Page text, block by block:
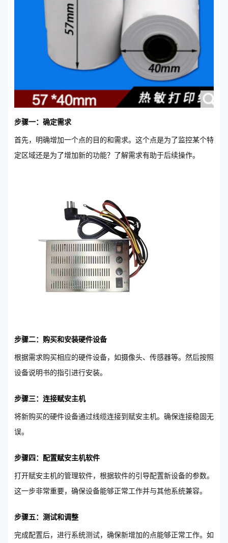
步骤一：确定需求
首先，明确增加一个点的目的和需求。这个点是为了监控某个特
定区域还是为了增加新的功能？了解需求有助于后续操作。
步骤二：购买和安装硬件设备
根据需求购买相应的硬件设备，如摄像头、传感器等。然后按照
设备说明书的指引进行安装。
步骤三：连接赋安主机
将新购买的硬件设备通过线缆连接到赋安主机。确保连接稳固无
误。
步骤四：配置赋安主机软件
打开赋安主机的管理软件，根据软件的引导配置新设备的参数。
这一步非常重要，确保设备能够正常工作并与其他系统兼容。
步骤五：测试和调整
完成配置后，进行系统测试，确保新增加的点能够正常工作。如